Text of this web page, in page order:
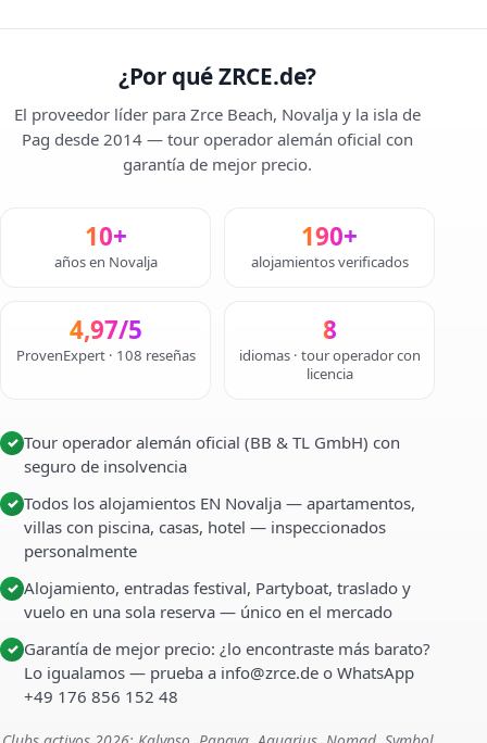
¿Por qué ZRCE.de?
El proveedor líder para Zrce Beach, Novalja y la isla de
Pag desde 2014 — tour operador alemán oficial con
garantía de mejor precio.
10+
años en Novalja
190+
alojamientos verificados
4,97/5
ProvenExpert · 108 reseñas
8
idiomas · tour operador con
licencia
✓ Tour operador alemán oficial (BB & TL GmbH) con
seguro de insolvencia
✓ Todos los alojamientos EN Novalja — apartamentos,
villas con piscina, casas, hotel — inspeccionados
personalmente
✓ Alojamiento, entradas festival, Partyboat, traslado y
vuelo en una sola reserva — único en el mercado
✓ Garantía de mejor precio: ¿lo encontraste más barato?
Lo igualamos — prueba a info@zrce.de o WhatsApp
+49 176 856 152 48